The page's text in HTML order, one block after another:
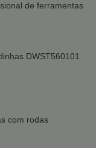
de ferramentas
DWST560101
com rodas